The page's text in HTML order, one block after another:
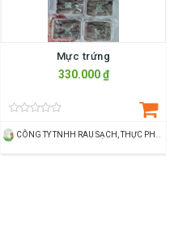
Mực trứng
330.000 ₫